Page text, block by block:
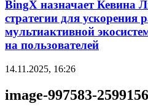
BingX назначает Кевина
стратегии для ускорения
мультиактивной
на пользователей
14.11.2025, 16:26
image-997583-